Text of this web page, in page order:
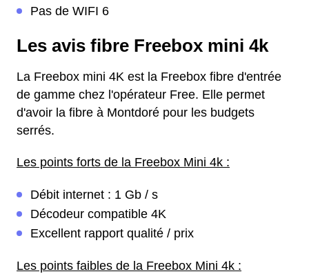
Pas de WIFI 6
Les avis fibre Freebox mini 4k
La Freebox mini 4K est la Freebox fibre d'entrée
de gamme chez l'opérateur Free. Elle permet
d'avoir la fibre à Montdoré pour les budgets
serrés.
Les points forts de la Freebox Mini 4k :
Débit internet : 1 Gb / s
Décodeur compatible 4K
Excellent rapport qualité / prix
Les points faibles de la Freebox Mini 4k :